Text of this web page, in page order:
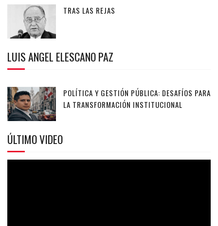
TRAS LAS REJAS
LUIS ANGEL ELESCANO PAZ
POLÍTICA Y GESTIÓN PÚBLICA: DESAFÍOS PARA
LA TRANSFORMACIÓN INSTITUCIONAL
ÚLTIMO VIDEO